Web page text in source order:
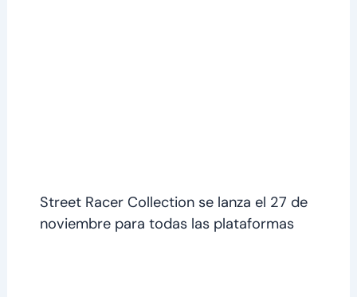
Street Racer Collection se lanza el 27 de
noviembre para todas las plataformas